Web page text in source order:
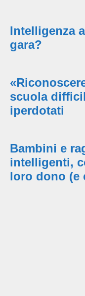
Intelligenza
gara?
scuola
iperdotati
Bambini e
intelligenti,
loro dono (e